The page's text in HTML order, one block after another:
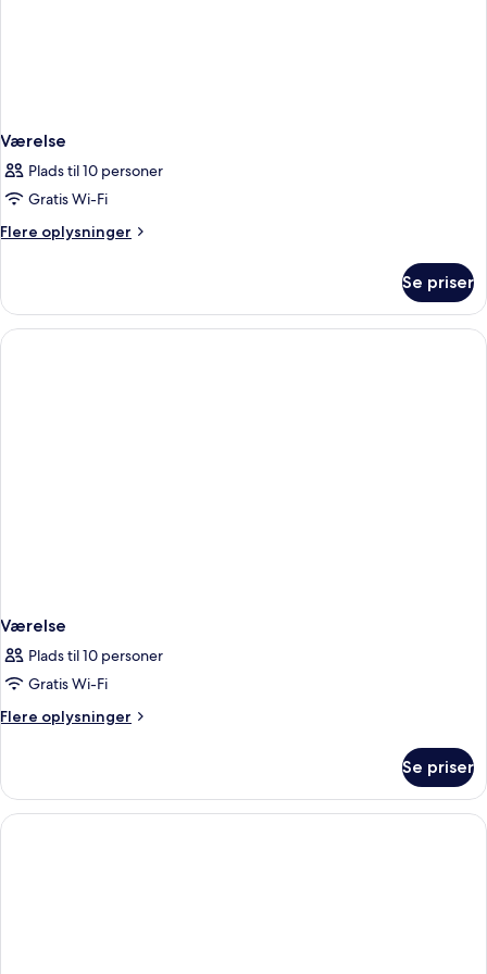
Værelse
Plads til 10 personer
Gratis Wi-Fi
Flere oplysninger
Flere
Se priser
Værelse
Plads til 10 personer
Gratis Wi-Fi
Flere oplysninger
Flere
Se priser